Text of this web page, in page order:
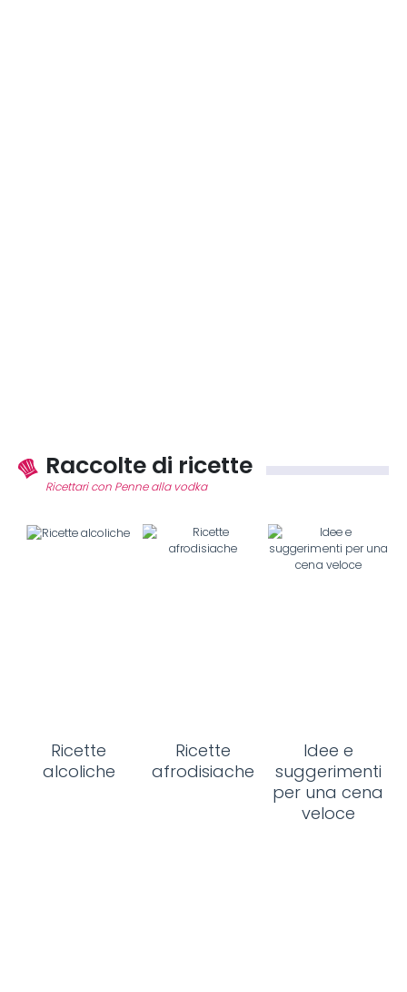
Raccolte di ricette
Ricettari con Penne alla vodka
Ricette
alcoliche
Ricette
afrodisiache
Idee e
suggerimenti
per una cena
veloce